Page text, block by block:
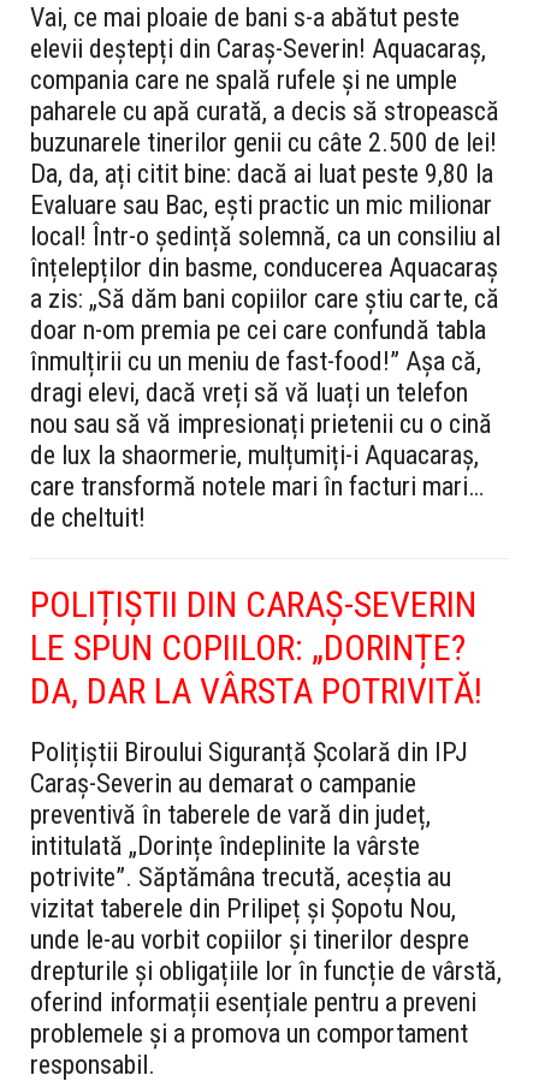
Vai, ce mai ploaie de bani s-a abătut peste
elevii deștepți din Caraș-Severin! Aquacaraș,
compania care ne spală rufele și ne umple
paharele cu apă curată, a decis să stropească
buzunarele tinerilor genii cu câte 2.500 de lei!
Da, da, ați citit bine: dacă ai luat peste 9,80 la
Evaluare sau Bac, ești practic un mic milionar
local! Într-o ședință solemnă, ca un consiliu al
înțelepților din basme, conducerea Aquacaraș
a zis: „Să dăm bani copiilor care știu carte, că
doar n-om premia pe cei care confundă tabla
înmulțirii cu un meniu de fast-food!” Așa că,
dragi elevi, dacă vreți să vă luați un telefon
nou sau să vă impresionați prietenii cu o cină
de lux la shaormerie, mulțumiți-i Aquacaraș,
care transformă notele mari în facturi mari…
de cheltuit!
POLIȚIȘTII DIN CARAȘ-SEVERIN
LE SPUN COPIILOR: „DORINȚE?
DA, DAR LA VÂRSTA POTRIVITĂ!
Polițiștii Biroului Siguranță Școlară din IPJ
Caraș-Severin au demarat o campanie
preventivă în taberele de vară din județ,
intitulată „Dorințe îndeplinite la vârste
potrivite”. Săptămâna trecută, aceștia au
vizitat taberele din Prilipeț și Șopotu Nou,
unde le-au vorbit copiilor și tinerilor despre
drepturile și obligațiile lor în funcție de vârstă,
oferind informații esențiale pentru a preveni
problemele și a promova un comportament
responsabil.